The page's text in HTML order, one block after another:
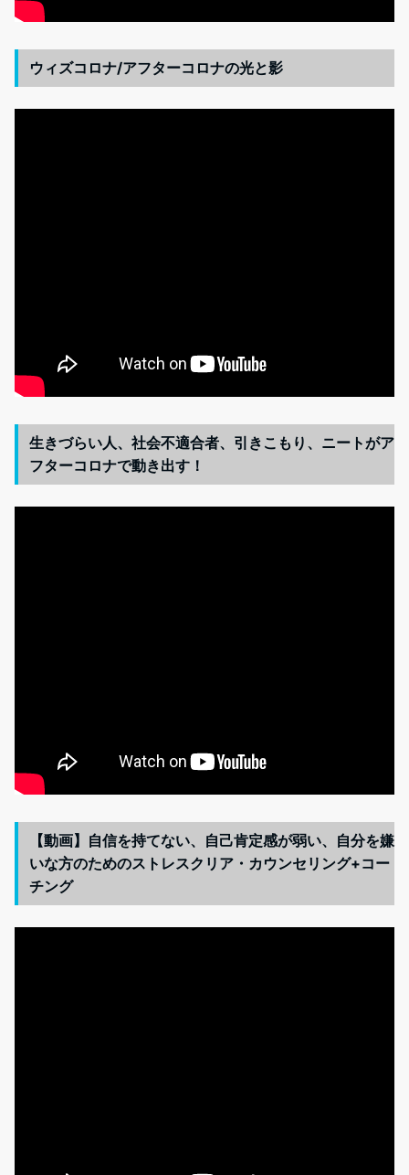
ウィズコロナ/アフターコロナの光と影
生きづらい人、社会不適合者、引きこもり、ニートがア
フターコロナで動き出す！
【動画】自信を持てない、自己肯定感が弱い、自分を嫌
いな方のためのストレスクリア・カウンセリング+コー
チング